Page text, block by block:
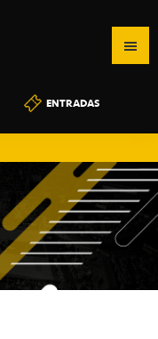
ENTRADAS